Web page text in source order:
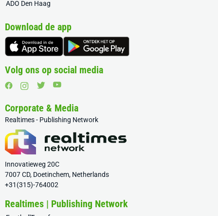
ADO Den Haag
Download de app
Volg ons op social media
Corporate & Media
Realtimes - Publishing Network
Innovatieweg 20C
7007 CD, Doetinchem, Netherlands
+31(315)-764002
Realtimes | Publishing Network